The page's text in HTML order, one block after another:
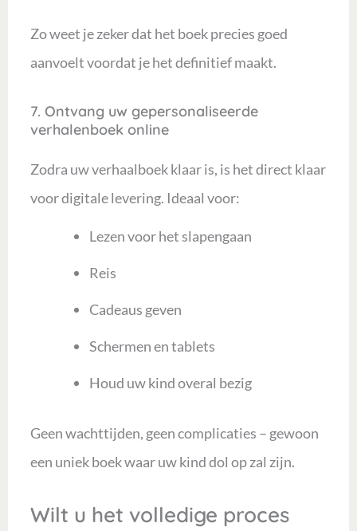
Zo weet je zeker dat het boek precies goed
aanvoelt voordat je het definitief maakt.
7. Ontvang uw gepersonaliseerde
verhalenboek online
Zodra uw verhaalboek klaar is, is het direct klaar
voor digitale levering. Ideaal voor:
Lezen voor het slapengaan
Reis
Cadeaus geven
Schermen en tablets
Houd uw kind overal bezig
Geen wachttijden, geen complicaties – gewoon
een uniek boek waar uw kind dol op zal zijn.
Wilt u het volledige proces